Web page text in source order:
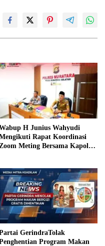
H Junius Wahyudi
Rapat Koordinasi
Zoom Meting Bersama Kapolres
GerindraTolak
Program Makan